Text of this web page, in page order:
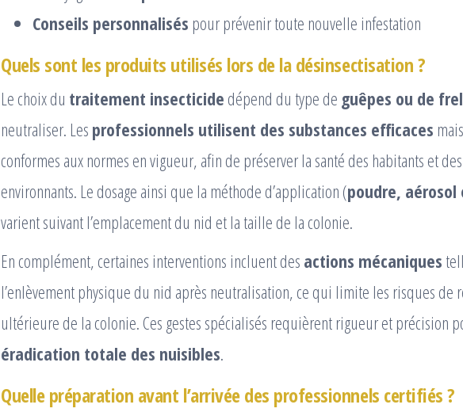
Conseils personnalisés pour prévenir toute nouvelle infestation
Quels sont les produits utilisés lors de la désinsectisation ?
Le choix du traitement insecticide dépend du type de guêpes ou de
neutraliser. Les professionnels utilisent des substances efficaces
conformes aux normes en vigueur, afin de préserver la santé des habitants et
environnants. Le dosage ainsi que la méthode d’application (poudre,
varient suivant l’emplacement du nid et la taille de la colonie.
En complément, certaines interventions incluent des actions mécaniques
l’enlèvement physique du nid après neutralisation, ce qui limite les risques de
ultérieure de la colonie. Ces gestes spécialisés requièrent rigueur et précision
éradication totale des nuisibles.
Quelle préparation avant l’arrivée des professionnels certifiés ?